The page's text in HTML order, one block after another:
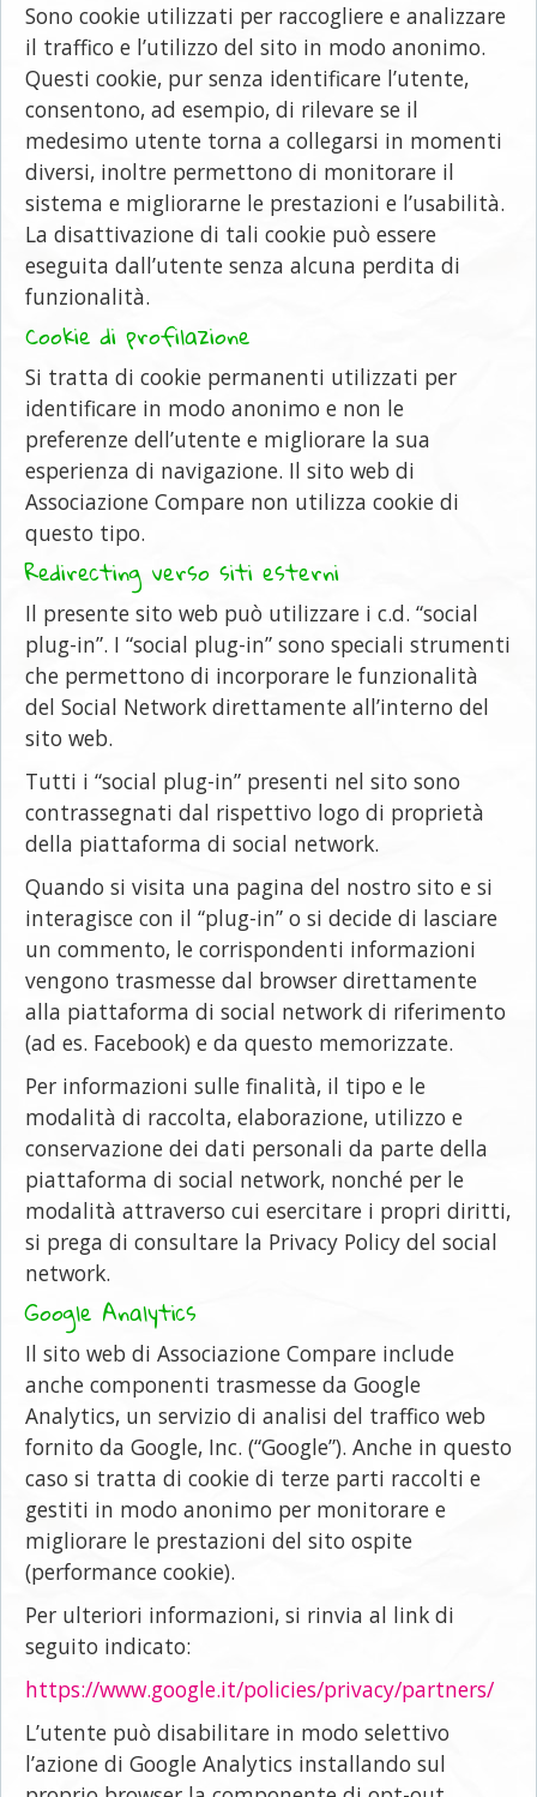
Sono cookie utilizzati per raccogliere e analizzare
il traffico e l’utilizzo del sito in modo anonimo.
Questi cookie, pur senza identificare l’utente,
consentono, ad esempio, di rilevare se il
medesimo utente torna a collegarsi in momenti
diversi, inoltre permettono di monitorare il
sistema e migliorarne le prestazioni e l’usabilità.
La disattivazione di tali cookie può essere
eseguita dall’utente senza alcuna perdita di
funzionalità.
Cookie di profilazione
Si tratta di cookie permanenti utilizzati per
identificare in modo anonimo e non le
preferenze dell’utente e migliorare la sua
esperienza di navigazione. Il sito web di
Associazione Compare non utilizza cookie di
questo tipo.
Redirecting verso siti esterni
Il presente sito web può utilizzare i c.d. “social
plug-in”. I “social plug-in” sono speciali strumenti
che permettono di incorporare le funzionalità
del Social Network direttamente all’interno del
sito web.
Tutti i “social plug-in” presenti nel sito sono
contrassegnati dal rispettivo logo di proprietà
della piattaforma di social network.
Quando si visita una pagina del nostro sito e si
interagisce con il “plug-in” o si decide di lasciare
un commento, le corrispondenti informazioni
vengono trasmesse dal browser direttamente
alla piattaforma di social network di riferimento
(ad es. Facebook) e da questo memorizzate.
Per informazioni sulle finalità, il tipo e le
modalità di raccolta, elaborazione, utilizzo e
conservazione dei dati personali da parte della
piattaforma di social network, nonché per le
modalità attraverso cui esercitare i propri diritti,
si prega di consultare la Privacy Policy del social
network.
Google Analytics
Il sito web di Associazione Compare include
anche componenti trasmesse da Google
Analytics, un servizio di analisi del traffico web
fornito da Google, Inc. (“Google”). Anche in questo
caso si tratta di cookie di terze parti raccolti e
gestiti in modo anonimo per monitorare e
migliorare le prestazioni del sito ospite
(performance cookie).
Per ulteriori informazioni, si rinvia al link di
seguito indicato:
https://www.google.it/policies/privacy/partners/
L’utente può disabilitare in modo selettivo
l’azione di Google Analytics installando sul